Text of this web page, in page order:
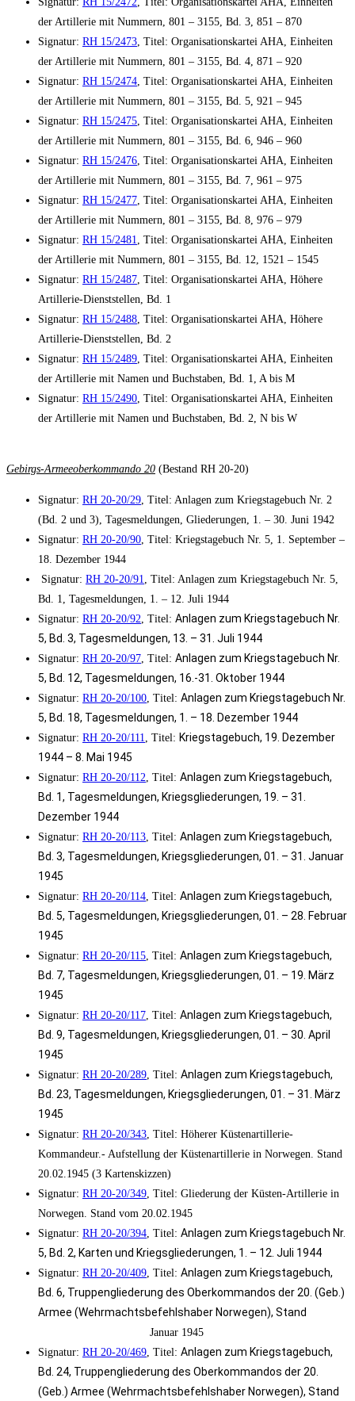
der Artillerie mit Nummern, 801 – 3155, Bd. 3, 851 – 870
Signatur: RH 15/2473, Titel: Organisationskartei AHA, Einheiten
der Artillerie mit Nummern, 801 – 3155, Bd. 4, 871 – 920
Signatur: RH 15/2474, Titel: Organisationskartei AHA, Einheiten
der Artillerie mit Nummern, 801 – 3155, Bd. 5, 921 – 945
Signatur: RH 15/2475, Titel: Organisationskartei AHA, Einheiten
der Artillerie mit Nummern, 801 – 3155, Bd. 6, 946 – 960
Signatur: RH 15/2476, Titel: Organisationskartei AHA, Einheiten
der Artillerie mit Nummern, 801 – 3155, Bd. 7, 961 – 975
Signatur: RH 15/2477, Titel: Organisationskartei AHA, Einheiten
der Artillerie mit Nummern, 801 – 3155, Bd. 8, 976 – 979
Signatur: RH 15/2481, Titel: Organisationskartei AHA, Einheiten
der Artillerie mit Nummern, 801 – 3155, Bd. 12, 1521 – 1545
Signatur: RH 15/2487, Titel: Organisationskartei AHA, Höhere
Artillerie-Dienststellen, Bd. 1
Signatur: RH 15/2488, Titel: Organisationskartei AHA, Höhere
Artillerie-Dienststellen, Bd. 2
Signatur: RH 15/2489, Titel: Organisationskartei AHA, Einheiten
der Artillerie mit Namen und Buchstaben, Bd. 1, A bis M
Signatur: RH 15/2490, Titel: Organisationskartei AHA, Einheiten
der Artillerie mit Namen und Buchstaben, Bd. 2, N bis W
Gebirgs-Armeeoberkommando 20 (Bestand RH 20-20)
Signatur: RH 20-20/29, Titel: Anlagen zum Kriegstagebuch Nr. 2
(Bd. 2 und 3), Tagesmeldungen, Gliederungen, 1. – 30. Juni 1942
Signatur: RH 20-20/90, Titel: Kriegstagebuch Nr. 5, 1. September –
18. Dezember 1944
Signatur: RH 20-20/91, Titel: Anlagen zum Kriegstagebuch Nr. 5,
Bd. 1, Tagesmeldungen, 1. – 12. Juli 1944
Signatur: RH 20-20/92, Titel: Anlagen zum Kriegstagebuch Nr.
5, Bd. 3, Tagesmeldungen, 13. – 31. Juli 1944
Signatur: RH 20-20/97, Titel: Anlagen zum Kriegstagebuch Nr.
5, Bd. 12, Tagesmeldungen, 16.-31. Oktober 1944
Signatur: RH 20-20/100, Titel: Anlagen zum Kriegstagebuch Nr.
5, Bd. 18, Tagesmeldungen, 1. – 18. Dezember 1944
Signatur: RH 20-20/111, Titel: Kriegstagebuch, 19. Dezember
1944 – 8. Mai 1945
Signatur: RH 20-20/112, Titel: Anlagen zum Kriegstagebuch,
Bd. 1, Tagesmeldungen, Kriegsgliederungen, 19. – 31.
Dezember 1944
Signatur: RH 20-20/113, Titel: Anlagen zum Kriegstagebuch,
Bd. 3, Tagesmeldungen, Kriegsgliederungen, 01. – 31. Januar
1945
Signatur: RH 20-20/114, Titel: Anlagen zum Kriegstagebuch,
Bd. 5, Tagesmeldungen, Kriegsgliederungen, 01. – 28. Februar
1945
Signatur: RH 20-20/115, Titel: Anlagen zum Kriegstagebuch,
Bd. 7, Tagesmeldungen, Kriegsgliederungen, 01. – 19. März
1945
Signatur: RH 20-20/117, Titel: Anlagen zum Kriegstagebuch,
Bd. 9, Tagesmeldungen, Kriegsgliederungen, 01. – 30. April
1945
Signatur: RH 20-20/289, Titel: Anlagen zum Kriegstagebuch,
Bd. 23, Tagesmeldungen, Kriegsgliederungen, 01. – 31. März
1945
Signatur: RH 20-20/343, Titel: Höherer Küstenartillerie-
Kommandeur.- Aufstellung der Küstenartillerie in Norwegen. Stand
20.02.1945 (3 Kartenskizzen)
Signatur: RH 20-20/349, Titel: Gliederung der Küsten-Artillerie in
Norwegen. Stand vom 20.02.1945
Signatur: RH 20-20/394, Titel: Anlagen zum Kriegstagebuch Nr.
5, Bd. 2, Karten und Kriegsgliederungen, 1. – 12. Juli 1944
Signatur: RH 20-20/409, Titel: Anlagen zum Kriegstagebuch,
Bd. 6, Truppengliederung des Oberkommandos der 20. (Geb.)
Armee (Wehrmachtsbefehlshaber Norwegen), Stand
Januar 1945
Signatur: RH 20-20/469, Titel: Anlagen zum Kriegstagebuch,
Bd. 24, Truppengliederung des Oberkommandos der 20.
(Geb.) Armee (Wehrmachtsbefehlshaber Norwegen), Stand